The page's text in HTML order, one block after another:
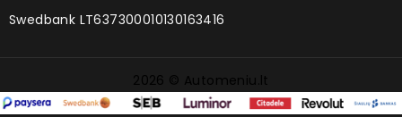
Swedbank LT637300010130163416
2026 © Automeniu.lt